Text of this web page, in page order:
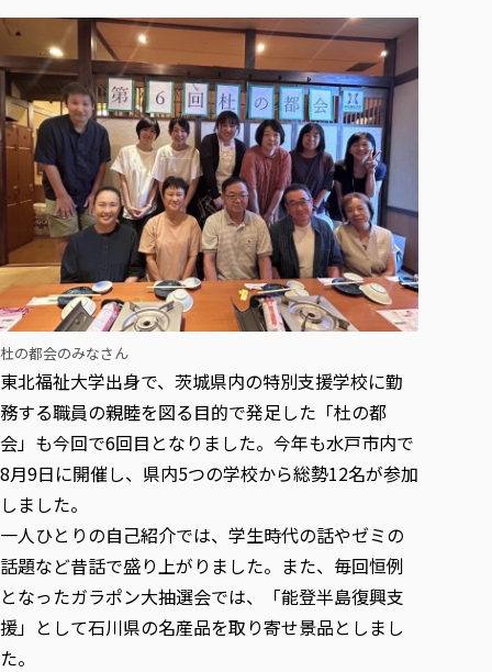
寄附の受け入れ
関連法人
教職員募集
役員・評議員一覧
キャンパス案内
一般事業主行動計画
公的資金等の不正使用の防止に関する基本方針
研究活動における不正行為の防止等に関する対応
大学広報誌「TFU Newsletter 東北福祉大学通信」
初年次教育（リエゾンゼミⅠ）について
リエゾンゼミ・ナビ（テキスト等）
お役立ち情報（リンク集）
放射線モニタリング測定結果（国見キャンパス）
中期事業計画
事業計画／財務・事業報告
大学評価
IR情報
学校教育法施行規則第172条の2に基づく情報公開
教職課程における情報の公表
学部・学科等設置計画履行状況報告書
情報公開規程
保健看護学科
リハビリテーション学科
医療経営管理学科
産業福祉マネジメント学科
情報福祉マネジメント学科
仏教専修科
大学院
大学院
総合福祉学研究科 社会福祉学専攻 修士課程
総合福祉学研究科 社会福祉学専攻 博士課程
総合福祉学研究科 福祉心理学専攻 修士課程
教育学研究科 教育学専攻 修士課程
通信教育部
通信教育部
通信制大学院 総合福祉学研究科 社会福祉学専攻 修士課程
通信制大学院 総合福祉学研究科 福祉心理学専攻 修士課程
カリキュラム（学部・大学院）
その他の就学機会
学びの特徴
学びの特徴
ICT教育
初年次教育（リエゾンゼミⅠ）
実学臨床教育（総合福祉学部のみ履修可能）
教育実践活動（教育学科学生のみ受講可能）
禅のこころ
教員紹介・業績
学びのサポート
学びのサポート
学費（学部学科）
オープンキャンパス
東北福祉大学のキャリアサポート
東北福祉大学のキャリアサポート
進路・就職支援
東北福祉大学のキャリア教育
採用ご担当者様へ
採用ご担当者様へ
センター長の挨拶
求人の受付について
単独学内説明会のご案内
在学生の方
在学生の方
資格取得報奨制度について
東北福祉大学求人・インターンシップ検索サイト（キャリタス
卒業生の方
卒業生の方
卒業後のキャリア支援体制
在学生による訪問、情報提供へのご協力のお願い
卒業生アンケート
よくあるご質問
東北福祉大学のDNA
在学生インタビュー
文化会・文化系サークル紹介
大学指定団体紹介
国際交流TOP
交換留学生 Exchange students
海外留学・研修
外国人在学生
Prospective Students
学生支援センター国際交流の活動
スタッフ紹介
ニュース一覧
社会連携・研究 TOP
東北福祉大学の研究活動
東北福祉大学の研究活動
東北福祉大学の研究紹介
共同研究等をご検討の皆様へ
東北福祉大学の紀要・リポジトリ
東北福祉大学の紀要・リポジトリ
研究紀要
教職研究
東北福祉大学教育・教職センター特別支援教育研究年報一覧
芹沢銈介美術工芸館年報
東北福祉大学機関リポジトリ
東北福祉大学オープンアクセス方針
産学・産学官連携
産学・産学官連携
「高齢者のフレイル予防及びデジタルデバイド解消に向けた産
高齢者施設特化型モジュラー車いす開発
学生参加 × 産学官連携 ～ 「行学一如」の実践
社会貢献・地域連携活動
社会貢献・地域連携活動
社会貢献への取り組み
社会貢献・地域連携活動報告書
各種社会貢献活動の窓口
伝承講座「311『伝える／備える』次世代塾」
JICA草の根技術協力事業
被災地の子ども支援活動
生涯学習・社会人講座
自治体・団体等との主な協定
自治体・団体等との主な協定
研究所について
研究者のご紹介
生涯教育・キャリア教育
生涯教育・キャリア教育TOP
生涯学習・社会人講座
月例TFU実学臨床研究セミナー
特別支援教育研究室
TFU教育フォーラム
関連法人
取材について
施設利用
学内ポータルシステム
Universal Passport
杜の都会のみなさん
東北福祉大学出身で、茨城県内の特別支援学校に勤
務する職員の親睦を図る目的で発足した「杜の都
会」も今回で6回目となりました。今年も水戸市内で
8月9日に開催し、県内5つの学校から総勢12名が参加
しました。
一人ひとりの自己紹介では、学生時代の話やゼミの
話題など昔話で盛り上がりました。また、毎回恒例
となったガラポン大抽選会では、「能登半島復興支
援」として石川県の名産品を取り寄せ景品としまし
た。